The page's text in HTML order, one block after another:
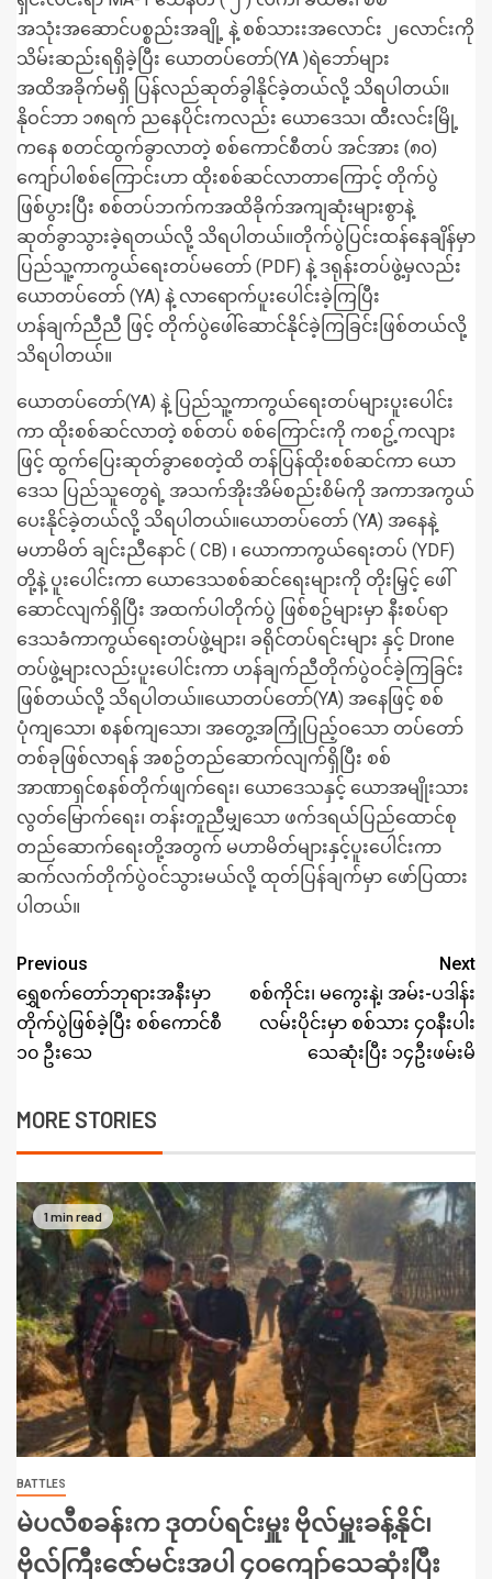
အသုံးအဆောင်ပစ္စည်းအချို့ နဲ့ စစ်သားးအလောင်း ၂လောင်းကို
သိမ်းဆည်းရရှိခဲ့ပြီး ယောတပ်တော်(YA )ရဲဘော်များ
အထိအခိုက်မရှိ ပြန်လည်ဆုတ်ခွါနိုင်ခဲ့တယ်လို့ သိရပါတယ်။
နိုဝင်ဘာ ၁၈ရက် ညနေပိုင်းကလည်း ယောဒေသ၊ ထီးလင်းမြို့
ကနေ စတင်ထွက်ခွာလာတဲ့ စစ်ကောင်စီတပ် အင်အား (၈၀)
ကျော်ပါစစ်ကြောင်းဟာ ထိုးစစ်ဆင်လာတာကြောင့် တိုက်ပွဲ
ဖြစ်ပွားပြီး စစ်တပ်ဘက်ကအထိခိုက်အကျဆုံးများစွာနဲ့
ဆုတ်ခွာသွားခဲ့ရတယ်လို့ သိရပါတယ်။တိုက်ပွဲပြင်းထန်‌နေချိန်မှာ
ပြည်သူ့ကာကွယ်ရေးတပ်မတော် (PDF) နဲ့ ဒရုန်းတပ်ဖွဲ့မှလည်း
ယောတပ်တော် (YA) နဲ့ လာရောက်ပူးပေါင်းခဲ့ကြပြီး
ဟန်ချက်ညီညီ ဖြင့် တိုက်ပွဲဖေါ်ဆောင်နိုင်ခဲ့ကြခြင်းဖြစ်တယ်လို့
သိရပါတယ်။
ယောတပ်တော်(YA) နဲ့ ပြည်သူ့ကာကွယ်ရေးတပ်များပူးပေါင်း
ကာ ထိုးစစ်ဆင်လာတဲ့ စစ်တပ် စစ်ကြောင်းကို ကစဥ့်ကလျား
ဖြင့် ထွက်ပြေးဆုတ်ခွာစေတဲ့ထိ တန်ပြန်ထိုးစစ်ဆင်ကာ ယော
ဒေသ ပြည်သူတွေရဲ့ အသက်အိုးအိမ်စည်းစိမ်ကို အကာအကွယ်
ပေးနိုင်ခဲ့တယ်လို့ သိရပါတယ်။ယောတပ်တော် (YA) အနေနဲ့
မဟာမိတ် ချင်းညီနောင် ( CB) ၊ ယောကာကွယ်ရေးတပ် (YDF)
တို့နဲ့ ပူးပေါင်းကာ ယောဒေသစစ်ဆင်ရေးများကို တိုးမြှင့် ဖေါ်
ဆောင်လျက်ရှိပြီး အထက်ပါတိုက်ပွဲ ဖြစ်စဥ်များမှာ နီးစပ်ရာ
ဒေသခံကာကွယ်ရေးတပ်ဖွဲ့များ၊ ခရိုင်တပ်ရင်းများ နှင့် Drone
တပ်ဖွဲ့များလည်းပူးပေါင်းကာ ဟန်ချက်ညီတိုက်ပွဲဝင်ခဲ့ကြခြင်း
ဖြစ်တယ်လို့ သိရပါတယ်။ယောတပ်တော်(YA) အနေဖြင့် စစ်
ပုံကျသော၊ စနစ်ကျသော၊ အတွေ့အကြုံပြည့်ဝသော တပ်‌တော်
တစ်ခုဖြစ်လာရန် အစဥ်တည်ဆောက်လျက်ရှိပြီး စစ်
အာဏာရှင်စနစ်တိုက်ဖျက်ရေး၊ ယောဒေသနှင့် ယောအမျိုးသား
လွတ်မြောက်ရေး၊ တန်းတူညီမျှသော ဖက်ဒရယ်ပြည်ထောင်စု
တည်ဆောက်ရေးတို့အတွက် မဟာမိတ်များနှင့်ပူးပေါင်းကာ
ဆက်လက်တိုက်ပွဲဝင်သွားမယ်လို့ ထုတ်ပြန်ချက်မှာ ဖော်ပြထား
ပါတယ်။
Previous
ရွှေစက်တော်ဘုရားအနီးမှာ
တိုက်ပွဲဖြစ်ခဲ့ပြီး စစ်ကောင်စီ
၁၀ ဦးသေ
Next
စစ်ကိုင်း၊ မကွေးနဲ့၊ အမ်း-ပဒါန်း
လမ်းပိုင်းမှာ စစ်သား ၄၀နီးပါး
သေဆုံးပြီး ၁၄ဦးဖမ်းမိ
MORE STORIES
1 min read
BATTLES
မဲပလီစခန်းက ဒုတပ်ရင်းမှူး ဗိုလ်မှူးခန့်နိုင်၊
ဗိုလ်ကြီးဇော်မင်းအပါ ၄၀ကျော်သေဆုံးပြီး